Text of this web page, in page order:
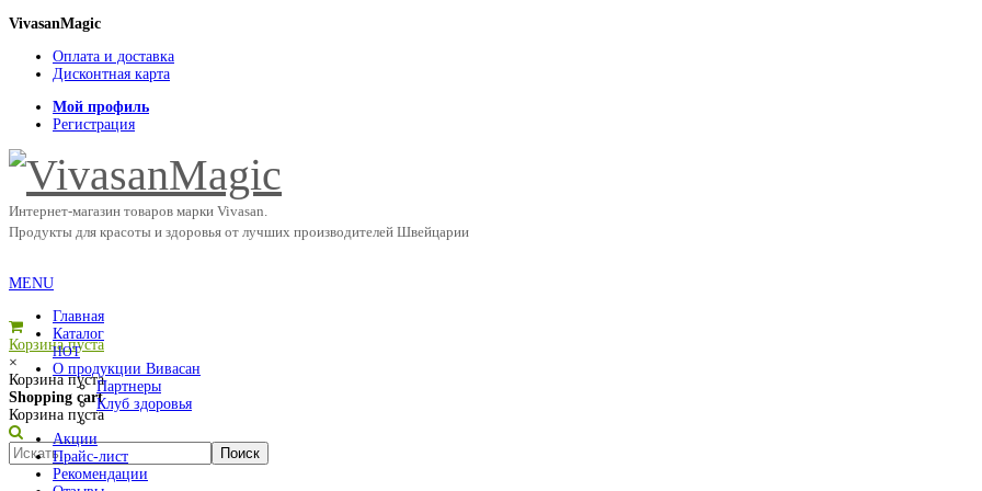
VivasanMagic
Оплата и доставка
Дисконтная карта
Мой профиль
Регистрация
Интернет-магазин товаров марки Vivasan.
Продукты для красоты и здоровья от лучших производителей Швейцарии
Корзина пуста
×
Корзина пуста
Shopping cart
Корзина пуста
MENU
Главная
Каталог
HOT
О продукции Вивасан
Партнеры
Клуб здоровья
Акции
Прайс-лист
Рекомендации